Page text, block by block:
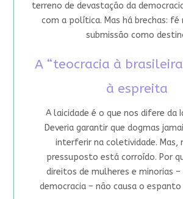
terreno de devastação da
com a política. Mas há brechas: fé
submissão como
A “teocracia à
à espreita
A laicidade é o que nos difere da
Deveria garantir que dogmas
interferir na coletividade. Mas,
pressuposto está corroído. Por
direitos de mulheres e minorias
democracia – não causa o espanto